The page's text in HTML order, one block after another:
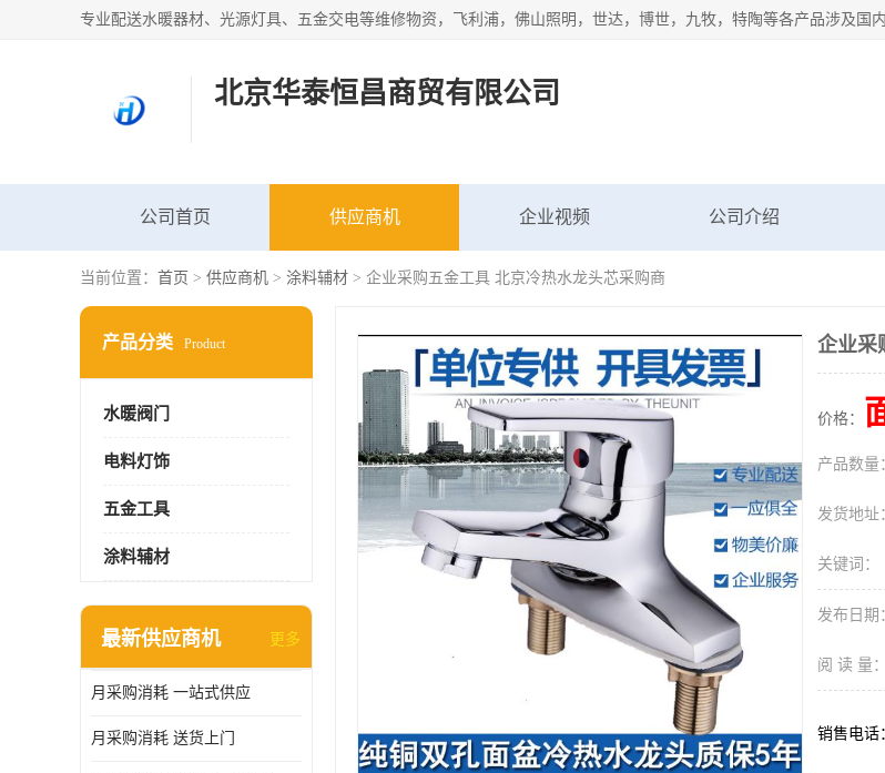
北京华泰恒昌商贸有限公司
公司首页 供应商机 企业视频 公司介绍
当前位置： 首页 > 供应商机 > 涂料辅材 > 企业采购五金工具 北京冷热水龙头芯采购商
产品分类 Product
水暖阀门
电料灯饰
五金工具
涂料辅材
最新供应商机 更多
月采购消耗 一站式供应
月采购消耗 送货上门
企业采
价格：
产品数量
发货地址
关键词：
发布日期
阅 读 量：
销售电话